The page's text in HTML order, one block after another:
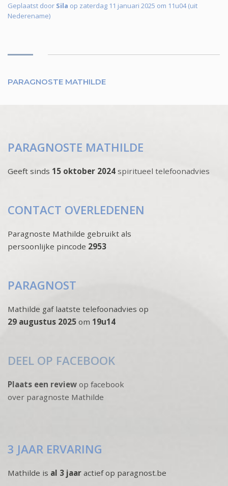
Geplaatst door Sila op zaterdag 11 januari 2025 om 11u04 (uit
Nederename)
PARAGNOSTE MATHILDE
PARAGNOSTE MATHILDE
Geeft sinds 15 oktober 2024 spiritueel telefoonadvies
CONTACT OVERLEDENEN
Paragnoste Mathilde gebruikt als
persoonlijke pincode 2953
PARAGNOST
Mathilde gaf laatste telefoonadvies op
29 augustus 2025 om 19u14
DEEL OP FACEBOOK
Plaats een review op facebook
over paragnoste Mathilde
3 JAAR ERVARING
Mathilde is al 3 jaar actief op paragnost.be